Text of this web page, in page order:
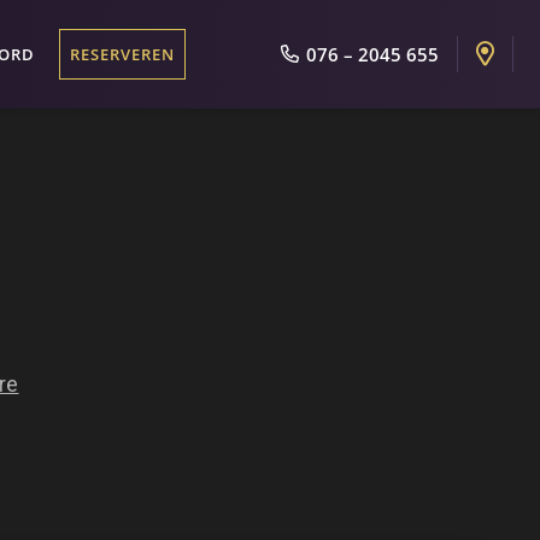
RESERVEREN 076 – 2045 655